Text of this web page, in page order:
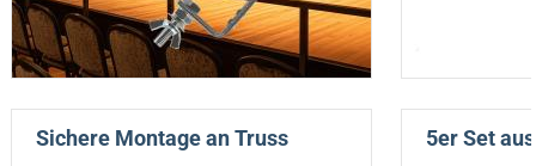
Sichere Montage an Truss 5er Set